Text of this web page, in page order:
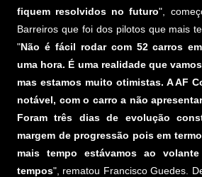
fiquem resolvidos no futuro",
Barreiros que foi dos pilotos que mais
"Não é fácil rodar com 52 carros
uma hora. É uma realidade que
mas estamos muito otimistas. A AF
notável, com o carro a não
Foram três dias de evolução
margem de progressão pois em
mais tempo estávamos ao
tempos", rematou Francisco Guedes.